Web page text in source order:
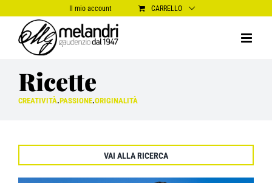
al
contenuto
Il mio account CARRELLO
Ricette
CREATIVITÀ.PASSIONE.ORIGINALITÀ
VAI ALLA RICERCA